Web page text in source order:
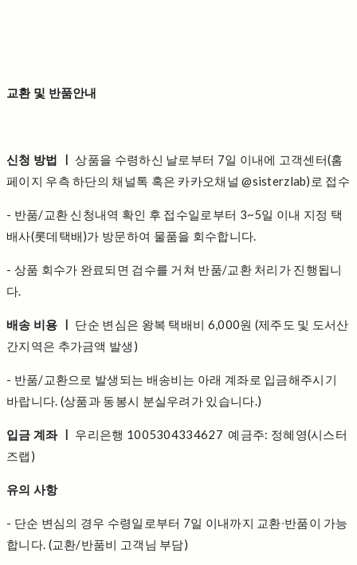
교환 및 반품안내
신청 방법 ㅣ상품을 수령하신 날로부터 7일 이내에 고객센터(홈
페이지 우측 하단의 채널톡 혹은 카카오채널 @sisterzlab)로 접수
- 반품/교환 신청내역 확인 후 접수일로부터 3~5일 이내 지정 택
배사(롯데택배)가 방문하여 물품을 회수합니다.
- 상품 회수가 완료되면 검수를 거쳐 반품/교환 처리가 진행됩니
다.
배송 비용 ㅣ
단순 변심은 왕복 택배비 6,000원 (제주도 및 도서산
간지역은 추가금액 발생)
- 반품/교환으로 발생되는 배송비는 아래 계좌로 입금해주시기
바랍니다. (상품과 동봉시 분실우려가 있습니다.)
입금 계좌 ㅣ 우리은행 1005304334627 예금주: 정혜영(시스터
즈랩)
유의 사항
- 단순 변심의 경우 수령일로부터 7일 이내까지 교환∙반품이 가능
합니다. (교환/반품비 고객님 부담)